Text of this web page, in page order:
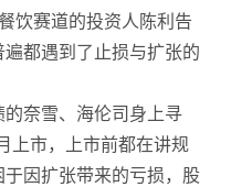
饮赛道的投资人陈利告
都遇到了止损与扩张的
奈雪、海伦司身上寻
上市，上市前都在讲规
因扩张带来的亏损，股